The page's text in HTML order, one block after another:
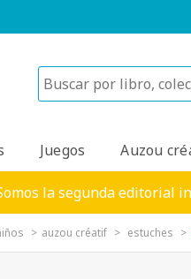
Juegos Auzou
la segunda editorial
auzou créatif estuches